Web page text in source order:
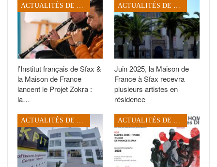
ACTUALITÉS DE SFAX
l’Institut français de Sfax &
la Maison de France
lancent le Projet Zokra :
la…
ACTUALITÉS DE SFAX
Juin 2025, la Maison de
France à Sfax recevra
plusieurs artistes en
résidence
ACTUALITÉS DE SFAX ACTUALITÉS DE SFAX